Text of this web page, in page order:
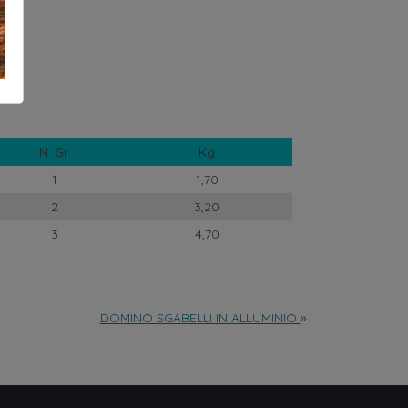
N. Gr.
Kg
1
1,70
2
3,20
3
4,70
DOMINO SGABELLI IN ALLUMINIO »